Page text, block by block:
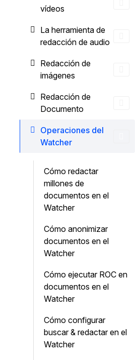
archivos?
vídeos
La herramienta de
redacción de audio
Redacción de
imágenes
Redacción de
Documento
Operaciones del
Watcher
Cómo redactar
millones de
documentos en el
Watcher
Cómo anonimizar
documentos en el
Watcher
Cómo ejecutar ROC en
documentos en el
Watcher
Cómo configurar
buscar & redactar en el
Watcher